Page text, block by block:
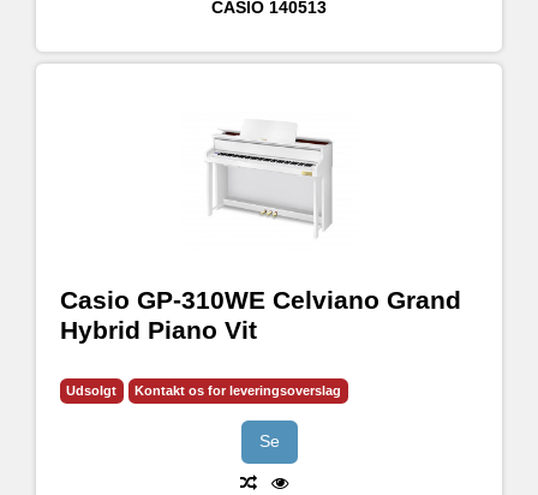
CASIO 140513
Casio GP-310WE Celviano Grand
Hybrid Piano Vit
Udsolgt Kontakt os for leveringsoverslag
Se